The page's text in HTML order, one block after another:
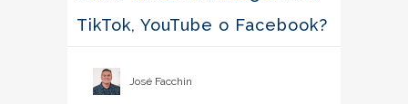
TikTok, YouTube o Facebook?
José Facchin